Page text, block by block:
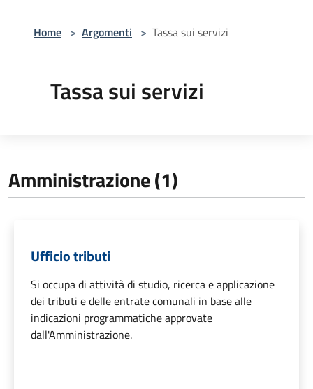
Home > Argomenti > Tassa sui servizi
Tassa sui servizi
Amministrazione (1)
Ufficio tributi
Si occupa di attività di studio, ricerca e applicazione
dei tributi e delle entrate comunali in base alle
indicazioni programmatiche approvate
dall'Amministrazione.